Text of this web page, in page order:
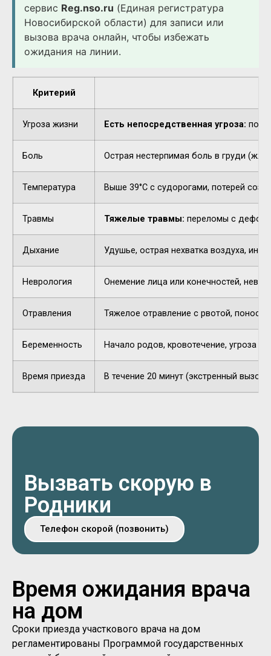
сервис Reg.nso.ru (Единая регистратура
Новосибирской области) для записи или
вызова врача онлайн, чтобы избежать
ожидания на линии.
Критерий
Угроза жизни Есть непосредственная угроза:
Боль Острая нестерпимая боль в груди
Температура Выше 39°C с судорогами, потерей
Травмы Тяжелые травмы: переломы с
Дыхание Удушье, острая нехватка воздуха,
Неврология Онемение лица или конечностей,
Отравления Тяжелое отравление с рвотой,
Беременность Начало родов, кровотечение, угроза
Время приезда В течение 20 минут (экстренный вызов).
Вызвать скорую в
Родники
Телефон скорой (позвонить)
Время ожидания врача
на дом
Сроки приезда участкового врача на дом
регламентированы Программой государственных